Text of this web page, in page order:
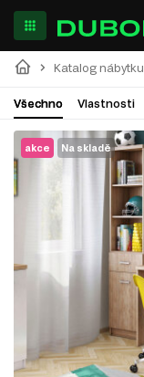
Katalog nábytku
Všechno Vlastnosti
akce Na skladě